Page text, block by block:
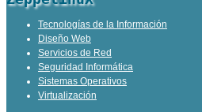
Tecnologías de la Información
Diseño Web
Servicios de Red
Seguridad Informática
Sistemas Operativos
Virtualización